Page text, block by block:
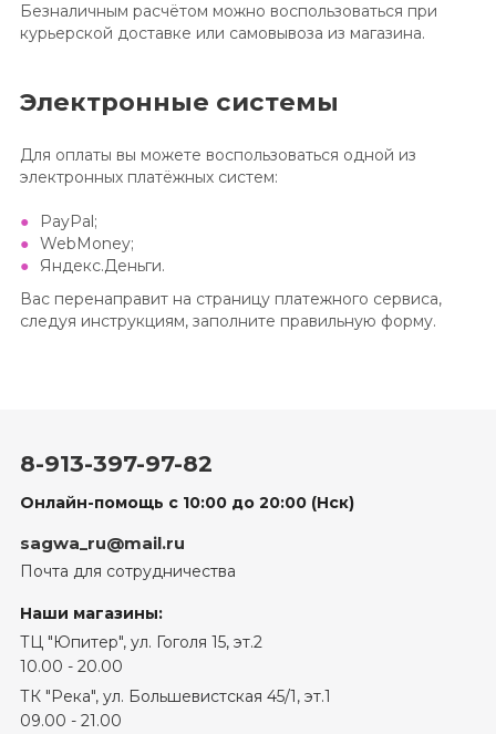
Безналичным расчётом можно воспользоваться при
курьерской доставке или самовывоза из магазина.
Электронные системы
Для оплаты вы можете воспользоваться одной из
электронных платёжных систем:
PayPal;
WebMoney;
Яндекс.Деньги.
Вас перенаправит на страницу платежного сервиса,
следуя инструкциям, заполните правильную форму.
8-913-397-97-82
Онлайн-помощь с 10:00 до 20:00 (Нск)
sagwa_ru@mail.ru
Почта для сотрудничества
Наши магазины:
ТЦ "Юпитер", ул. Гоголя 15, эт.2
10.00 - 20.00
ТК "Река", ул. Большевистская 45/1, эт.1
09.00 - 21.00